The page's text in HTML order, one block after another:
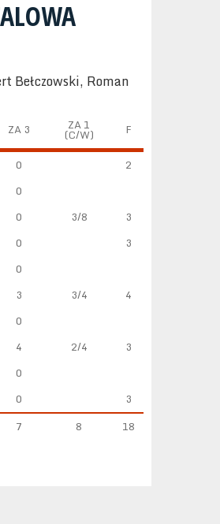
Bełczowski, Roman
ZA 3 ZA 1
(C/W) F
0
2
0
0 3/8
3
0
3
0
3 3/4
4
0
4 2/4
3
0
0
3
7 8 18